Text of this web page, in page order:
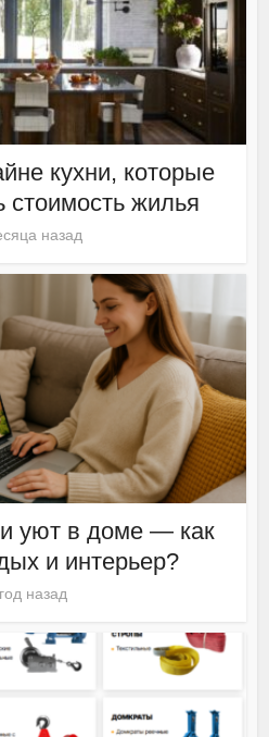
кухни, которые
стоимость жилья
назад
уют в доме — как
и интерьер?
назад